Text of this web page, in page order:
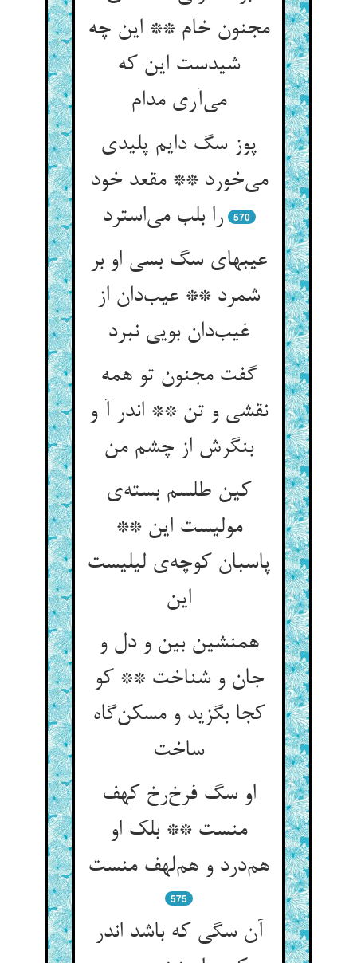
مجنون خام ** این چه
شیدست این که
می‌آری مدام
پوز سگ دایم پلیدی
می‌خورد ** مقعد خود
را بلب می‌استرد
570
عیبهای سگ بسی او بر
شمرد ** عیب‌دان از
غیب‌دان بویی نبرد
گفت مجنون تو همه
نقشی و تن ** اندر آ و
بنگرش از چشم من
کین طلسم بسته‌ی
مولیست این **
پاسبان کوچه‌ی لیلیست
این
همنشین بین و دل و
جان و شناخت ** کو
کجا بگزید و مسکن‌گاه
ساخت
او سگ فرخ‌رخ کهف
منست ** بلک او
هم‌درد و هم‌لهف منست
575
آن سگی که باشد اندر